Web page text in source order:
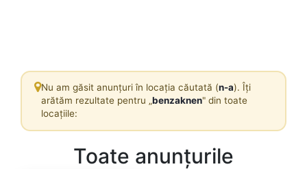
Nu am găsit anunțuri în locația căutată (n-a). Îți
arătăm rezultate pentru „benzaknen" din toate
locațiile:
Toate anunțurile